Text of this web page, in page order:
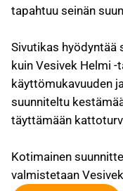
tapahtuu seinän
Sivutikas hyödyntää
kuin Vesivek Helmi
käyttömukavuuden
suunniteltu
täyttämään
Kotimainen
valmistetaan